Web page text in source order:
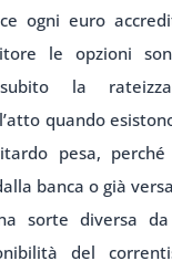
ogni euro
le opzioni
la
quando
pesa,
banca o già
sorte diversa
del